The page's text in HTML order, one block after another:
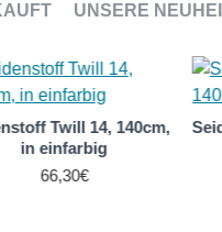
UNSERE
Twill 14, 140cm,
in einfarbig
66,30€